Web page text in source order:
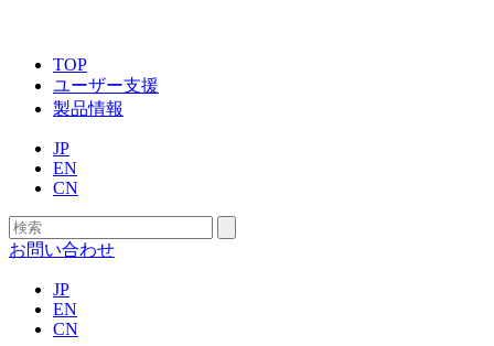
TOP
ユーザー支援
製品情報
JP
EN
CN
お問い合わせ
JP
EN
CN